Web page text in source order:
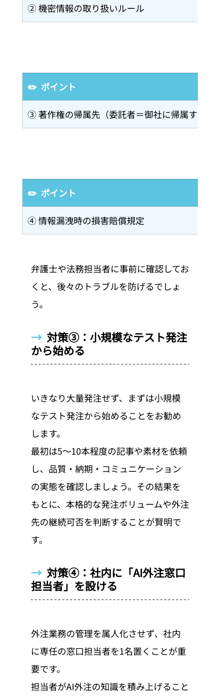
② 機密情報の取り扱いルール
✏️  ポイント
③ 著作権の帰属先（委託者＝御社に帰属するか
✏️  ポイント
④ 情報漏洩時の損害賠償規定
弁護士や法務担当者に事前に確認してお
くと、後々のトラブルを防げるでしょ
う。
→ 対策③：小規模なテスト発注
から始める
いきなり大量発注せず、まずは小規模
なテスト発注から始めることをお勧め
します。
最初は5〜10本程度の記事や素材を依頼
し、品質・納期・コミュニケーション
の実態を確認しましょう。その結果を
もとに、本格的な発注ボリュームや外注
先の継続可否を判断することが賢明で
す。
→ 対策④：社内に「AI外注窓口
担当者」を設ける
外注業務の管理を属人化させず、社内
に専任の窓口担当者を1名置くことが重
要です。
担当者がAI外注の知識を積み上げること